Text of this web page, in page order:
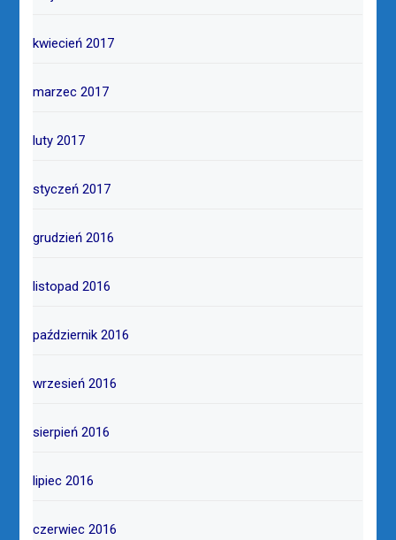
kwiecień 2017
marzec 2017
luty 2017
styczeń 2017
grudzień 2016
listopad 2016
październik 2016
wrzesień 2016
sierpień 2016
lipiec 2016
czerwiec 2016